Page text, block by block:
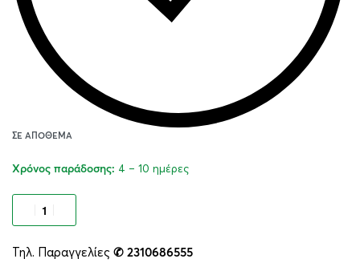
ΣΕ ΑΠΌΘΕΜΑ
Χρόνος παράδοσης: 4 – 10 ημέρες
Τηλ. Παραγγελίες ✆ 2310686555